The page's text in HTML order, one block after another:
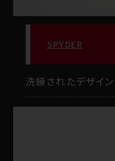
SPYDER
洗練されたデザイ